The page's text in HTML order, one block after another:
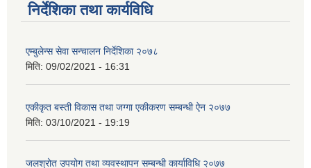
निर्देशिका तथा कार्यविधि
एम्बुलेन्स सेवा सन्चालन निर्देशिका २०७८
मिति: 09/02/2021 - 16:31
एकीकृत बस्ती विकास तथा जग्गा एकीकरण सम्बन्धी ऐन २०७७
मिति: 03/10/2021 - 19:19
जलश्रोत उपयोग तथा व्यवस्थापन सम्बन्धी कार्याविधि २०७७